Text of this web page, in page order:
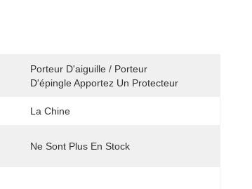
Porteur D'aiguille / Porteur
D'épingle Apportez Un Protecteur
La Chine
Ne Sont Plus En Stock